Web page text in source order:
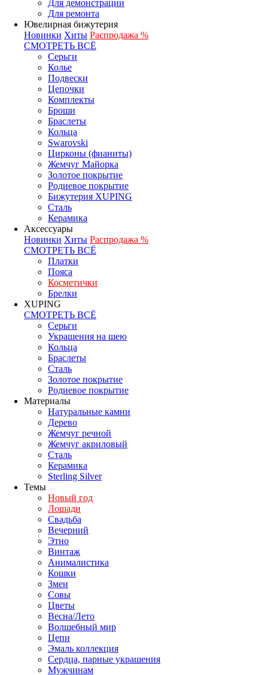
Для демонстрации
Для ремонта
Ювелирная бижутерия
Новинки Хиты Распродажа %
СМОТРЕТЬ ВСЁ
Серьги
Колье
Подвески
Цепочки
Комплекты
Броши
Браслеты
Кольца
Swarovski
Цирконы (фианиты)
Жемчуг Майорка
Золотое покрытие
Родиевое покрытие
Бижутерия XUPING
Сталь
Керамика
Аксессуары
Новинки Хиты Распродажа %
СМОТРЕТЬ ВСЁ
Платки
Пояса
Косметички
Брелки
XUPING
СМОТРЕТЬ ВСЁ
Серьги
Украшения на шею
Кольца
Браслеты
Сталь
Золотое покрытие
Родиевое покрытие
Материалы
Натуральные камни
Дерево
Жемчуг речной
Жемчуг акриловый
Сталь
Керамика
Sterling Silver
Темы
Новый год
Лошади
Свадьба
Вечерний
Этно
Винтаж
Анималистика
Кошки
Змеи
Совы
Цветы
Весна/Лето
Волшебный мир
Цепи
Эмаль коллекция
Сердца, парные украшения
Мужчинам